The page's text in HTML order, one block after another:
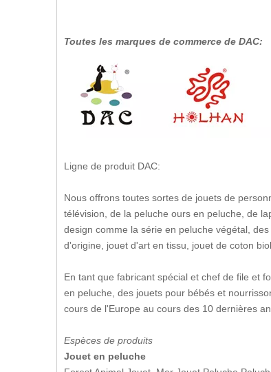
Toutes les marques de commerce de DAC:
Ligne de produit DAC:
Nous offrons toutes sortes de jouets de
télévision, de la peluche ours en peluche, de
design comme la série en peluche végétal,
d'origine, jouet d'art en tissu, jouet de coton
En tant que fabricant spécial et chef de file et
en peluche, des jouets pour bébés et
cours de l'Europe au cours des 10 dernières
Espèces de produits
Jouet en peluche